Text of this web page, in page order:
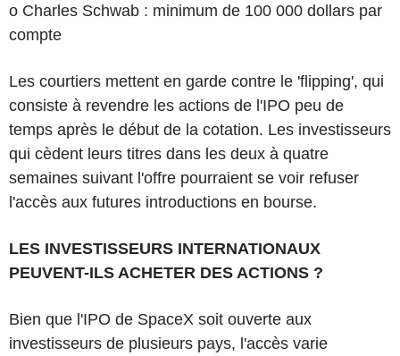
o Charles Schwab : minimum de 100 000 dollars par
compte
Les courtiers mettent en garde contre le 'flipping', qui
consiste à revendre les actions de l'IPO peu de
temps après le début de la cotation. Les investisseurs
qui cèdent leurs titres dans les deux à quatre
semaines suivant l'offre pourraient se voir refuser
l'accès aux futures introductions en bourse.
LES INVESTISSEURS INTERNATIONAUX
PEUVENT-ILS ACHETER DES ACTIONS ?
Bien que l'IPO de SpaceX soit ouverte aux
investisseurs de plusieurs pays, l'accès varie